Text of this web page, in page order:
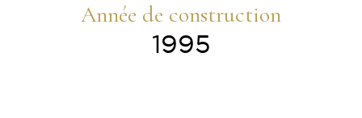
Année de construction
1995